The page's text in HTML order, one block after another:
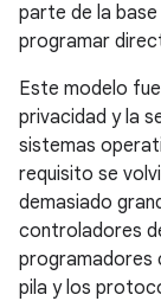
parte de la
programar
Este modelo
privacidad y la
sistemas
requisito se
demasiado
controladores
programadores
pila y los